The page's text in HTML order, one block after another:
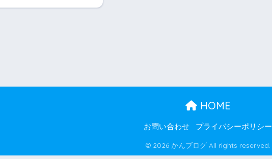
HOME
お問い合わせ プライバシーポリシー
© 2026 かんブログ All rights reserved.